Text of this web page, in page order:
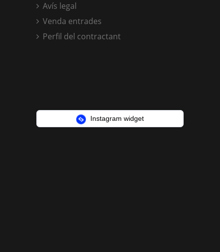
Avís legal
Venda entrades
Perfil del contractant
Instagram widget